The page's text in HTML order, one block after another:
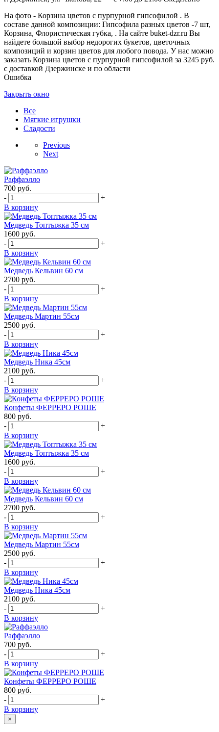
На фото - Корзина цветов с пурпурной гипсофилой . В
составе данной композиции: Гипсофила разных цветов -7 шт,
Корзина, Флористическая губка, . На сайте buket-dzr.ru Вы
найдете большой выбор недорогих букетов, цветочных
композиций и корзин цветов для любого повода. У нас можно
заказать Корзина цветов с пурпурной гипсофилой за 3245 руб.
с доставкой Дзержинске и по области
Ошибка
Закрыть окно
Все
Мягкие игрушки
Сладости
Previous
Next
Раффаэлло
700 руб.
-
+
В корзину
Медведь Топтыжка 35 см
1600 руб.
-
+
В корзину
Медведь Кельвин 60 см
2700 руб.
-
+
В корзину
Медведь Мартин 55см
2500 руб.
-
+
В корзину
Медведь Ника 45см
2100 руб.
-
+
В корзину
Конфеты ФЕРРЕРО РОШЕ
800 руб.
-
+
В корзину
Медведь Топтыжка 35 см
1600 руб.
-
+
В корзину
Медведь Кельвин 60 см
2700 руб.
-
+
В корзину
Медведь Мартин 55см
2500 руб.
-
+
В корзину
Медведь Ника 45см
2100 руб.
-
+
В корзину
Раффаэлло
700 руб.
-
+
В корзину
Конфеты ФЕРРЕРО РОШЕ
800 руб.
-
+
В корзину
×